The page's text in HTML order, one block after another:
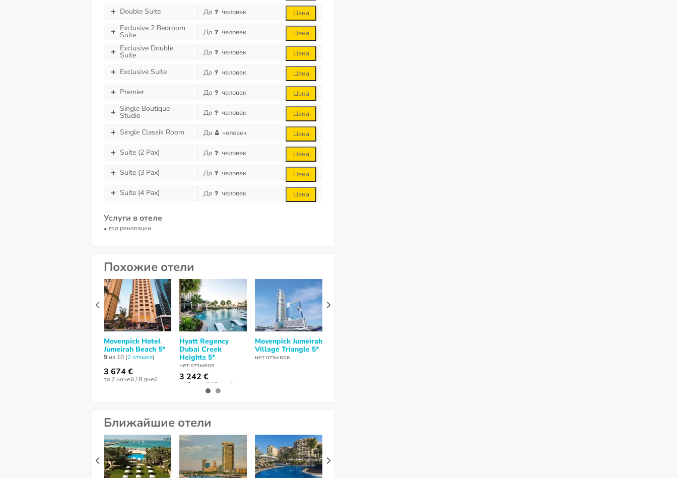
Double Suite До человек Цена
Exclusive 2 Bedroom
Suite До человек Цена
Exclusive Double
Suite До человек Цена
Exclusive Suite До человек Цена
Premier До человек Цена
Single Boutique
Studio До человек Цена
Single Classik Room До человек Цена
Suite (2 Pax) До человек Цена
Suite (3 Pax) До человек Цена
Suite (4 Pax) До человек Цена
Услуги в отеле
год реновации
Похожие отели
Movenpick Hotel
Jumeirah Beach 5*
9 из 10 (2 отзывa)
3 674 €
за 7 ночей / 8 дней
Hyatt Regency
Dubai Creek
Heights 5*
нет отзывов
3 242 €
за 7 ночей / 8 дней
Movenpick Jumeirah
Village Triangle 5*
нет отзывов
Ближайшие отели